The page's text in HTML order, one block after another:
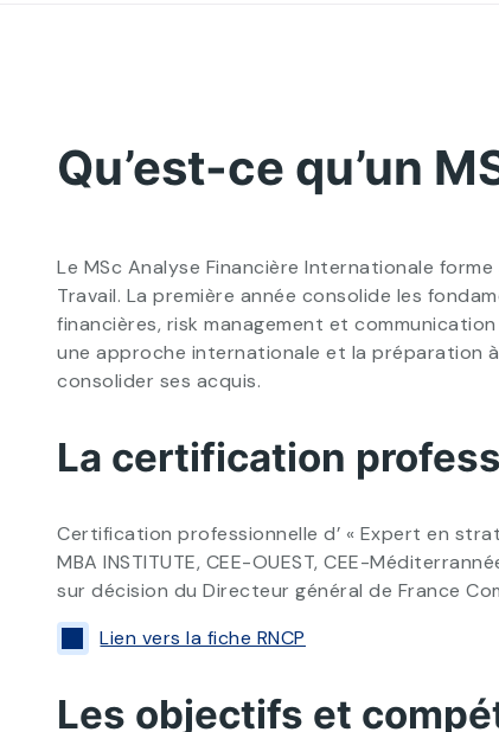
Qu’est-ce qu’un
Le MSc Analyse Financière Internationale
Travail. La première année consolide les
financières, risk management et
une approche internationale et la préparation
consolider ses acquis.
La certification
Certification professionnelle d’ « Expert en
MBA INSTITUTE, CEE-OUEST, CEE-
sur décision du Directeur général de France
Lien vers la fiche RNCP
Les objectifs et